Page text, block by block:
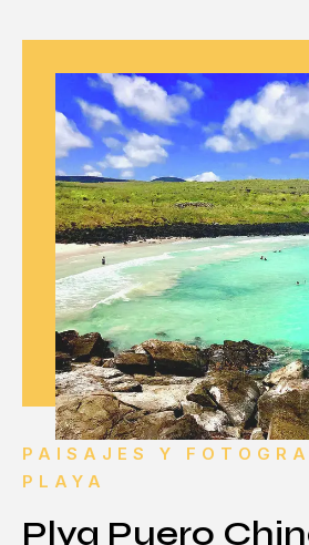
PAISAJES Y
PLAYA
Plya Puero